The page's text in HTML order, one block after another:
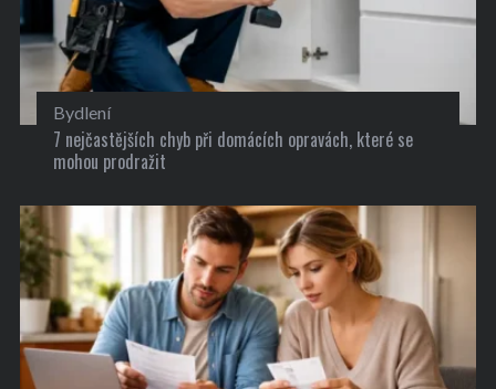
Bydlení
7 nejčastějších chyb při domácích opravách, které se
mohou prodražit